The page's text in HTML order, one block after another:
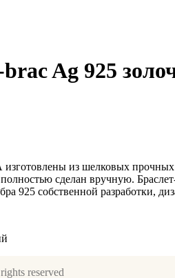
Ag 925
из шелковых
сделан вручную.
925 собственной разработки,
reserved